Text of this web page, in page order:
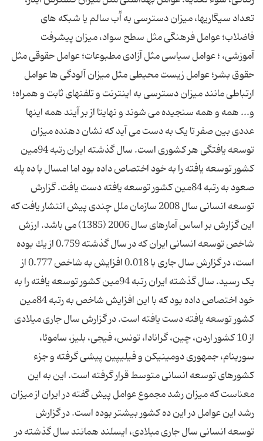
تعداد سیگاریها، میزان دسترسی به آّب سالم یا شبکه های
فاضلاب؛ عوامل فرهنگی مثل سطح سواد، میزان پیشرفت
آموزشی، ؛ عوامل سیاسی مثل آزادی مطبوعات؛ عوامل حقوقی مثل
حقوق بشر؛ عوامل زیست محیطی مثل میزان آلودگی ها عوامل
ارتباطی مانند میزان دسترسی به اینترنت و تلفنهای ثابت و همراه؛
و... همه و همه سنجیده می شوند و نهایتا از بر آیند همه اینها
عددی بین صفر تا یک به دست می آید که نشان دهنده میزان
توسعه یافتگی هر کشوری است. سال گذشته ایران رتبه 94مین
کشور توسعه یافته را به خود اختصاص داده بود اما امسال با ده پله
صعود به رتبه 84مین کشور توسعه یافته دست یافت. گزارش
توسعه انسانی سال 2008 سازمان ملل چندی پیش انتشار یافت که
این گزارش بر اساس آمارهای سال 2006 (1385) می باشد. ارزش
شاخص توسعه انسانی ایران كه در سال گذشته 0.759 از یك بوده
است، در گزارش سال جاری با 0.018 افزایش به شاخص 0.777 از
یک رسید. سال گذشته ایران رتبه 94مین کشور توسعه یافته را به
خود اختصاص داده بود که با این افزایش شاخص به رتبه 84مین
کشور توسعه یافته دست یافته است. در گزارش سال جاری میلادی
از 10 کشور اردن، چین، گرانادا، تونس، فیجی، بلیز، ساموئا،
سورینام، جمهوری دومینیكن و فیلیپین پیشی گرفته و جزء
كشورهای توسعه انسانی متوسط قرار گرفته است. این به این
معناست که میزان رشد مجموع عوامل پیش گفته در ایران از میزان
رشد این عوامل در این ده کشور بیشتر بوده است. در گزارش
توسعه انسانی سال جاری میلادی، ایسلند همانند سال گذشته در